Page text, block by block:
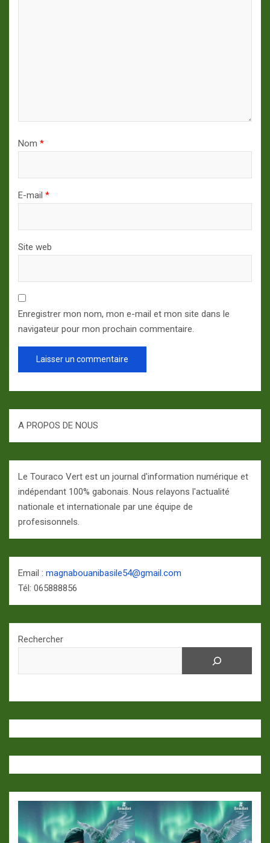
Nom *
E-mail *
Site web
Enregistrer mon nom, mon e-mail et mon site dans le
navigateur pour mon prochain commentaire.
A PROPOS DE NOUS
Le Touraco Vert est un journal d'information numérique et
indépendant 100% gabonais. Nous relayons l'actualité
nationale et internationale par une équipe de
profesisonnels.
Email : magnabouanibasile54@gmail.com
Tél: 065888856
Rechercher